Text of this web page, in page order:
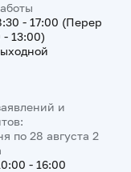
- 17:00 (Перер
- 13:00)
и
по 28 августа 2
- 16:00